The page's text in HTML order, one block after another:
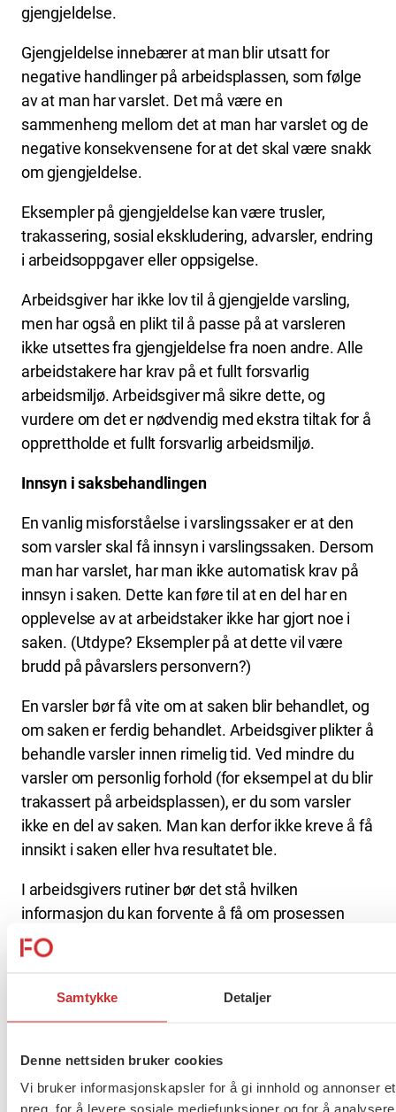
Samtykke Detaljer
Denne nettsiden bruker cookies
Vi bruker informasjonskapsler for å gi innhold og annonser
preg, for å levere sosiale mediefunksjoner og for å
gjengjeldelse.
Gjengjeldelse innebærer at man blir utsatt for
negative handlinger på arbeidsplassen, som følge
av at man har varslet. Det må være en
sammenheng mellom det at man har varslet og de
negative konsekvensene for at det skal være snakk
om gjengjeldelse.
Eksempler på gjengjeldelse kan være trusler,
trakassering, sosial ekskludering, advarsler, endring
i arbeidsoppgaver eller oppsigelse.
Arbeidsgiver har ikke lov til å gjengjelde varsling,
men har også en plikt til å passe på at varsleren
ikke utsettes fra gjengjeldelse fra noen andre. Alle
arbeidstakere har krav på et fullt forsvarlig
arbeidsmiljø. Arbeidsgiver må sikre dette, og
vurdere om det er nødvendig med ekstra tiltak for å
opprettholde et fullt forsvarlig arbeidsmiljø.
Innsyn i saksbehandlingen
En vanlig misforståelse i varslingssaker er at den
som varsler skal få innsyn i varslingssaken. Dersom
man har varslet, har man ikke automatisk krav på
innsyn i saken. Dette kan føre til at en del har en
opplevelse av at arbeidstaker ikke har gjort noe i
saken. (Utdype? Eksempler på at dette vil være
brudd på påvarslers personvern?)
En varsler bør få vite om at saken blir behandlet, og
om saken er ferdig behandlet. Arbeidsgiver plikter å
behandle varsler innen rimelig tid. Ved mindre du
varsler om personlig forhold (for eksempel at du blir
trakassert på arbeidsplassen), er du som varsler
ikke en del av saken. Man kan derfor ikke kreve å få
innsikt i saken eller hva resultatet ble.
I arbeidsgivers rutiner bør det stå hvilken
informasjon du kan forvente å få om prosessen
etter varsling.
Hva kan jeg varsle om?
forhold, men hva betyr dette?
Kritikkverdige forhold er definert som brudd på